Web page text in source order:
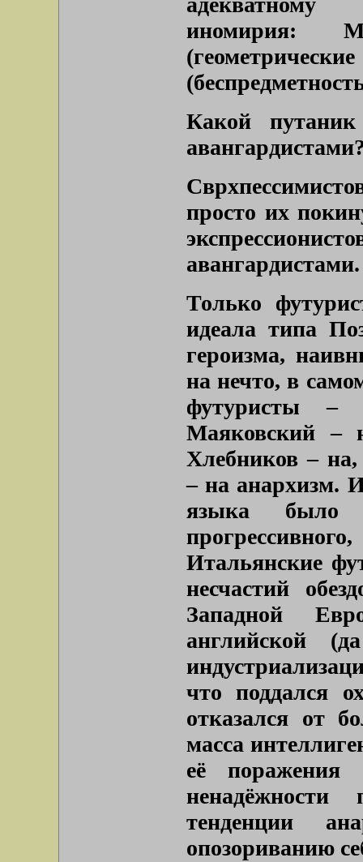
иномирия:
Какой путаник
просто их
авангардистами.
Только
идеала типа
героизма,
на нечто, в
футуристы –
Маяковский –
Хлебников –
– на анархизм.
языка было
Итальянские
несчастий
Западной
английской
что поддался
отказался от
масса
её
тенденции
опозориванию